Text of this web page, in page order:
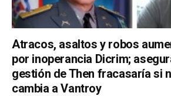
Atracos, asaltos y robos
por inoperancia Dicrim;
gestión de Then fracasaría si
cambia a Vantroy